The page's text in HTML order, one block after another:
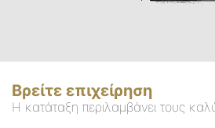
Βρείτε επιχείρηση
Η κατάταξη περιλαμβάνει τους